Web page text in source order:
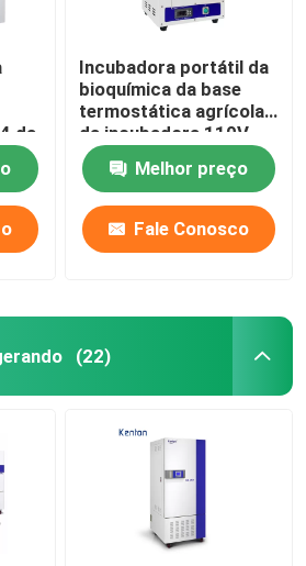
da
Incubadora portátil da
bioquímica da base
termostática agrícola
da incubadora 110V
220V
Melhor preço
Fale Conosco
(22)